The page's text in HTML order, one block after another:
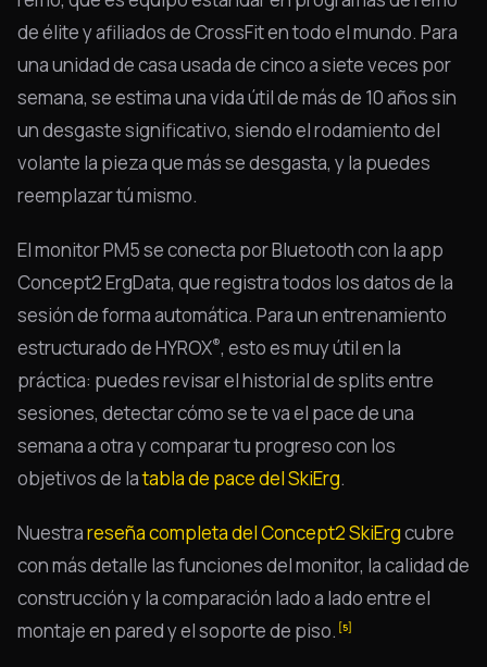
de élite y afiliados de CrossFit en todo el mundo. Para
una unidad de casa usada de cinco a siete veces por
semana, se estima una vida útil de más de 10 años sin
un desgaste significativo, siendo el rodamiento del
volante la pieza que más se desgasta, y la puedes
reemplazar tú mismo.
El monitor PM5 se conecta por Bluetooth con la app
Concept2 ErgData, que registra todos los datos de la
sesión de forma automática. Para un entrenamiento
estructurado de HYROX®, esto es muy útil en la
práctica: puedes revisar el historial de splits entre
sesiones, detectar cómo se te va el pace de una
semana a otra y comparar tu progreso con los
objetivos de latabla de pace del SkiErg.
Nuestrareseña completa del Concept2 SkiErgcubre
con más detalle las funciones del monitor, la calidad de
construcción y la comparación lado a lado entre el
montaje en pared y el soporte de piso. [5]